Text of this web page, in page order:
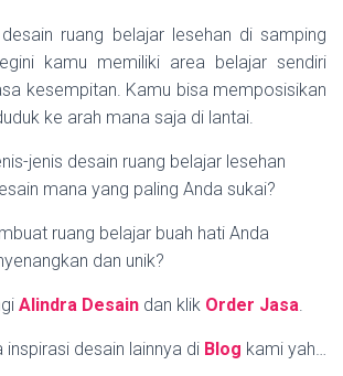
ruang belajar lesehan di samping
kamu memiliki area belajar sendiri
kesempitan. Kamu bisa memposisikan
ke arah mana saja di lantai.
jenis desain ruang belajar lesehan
mana yang paling Anda sukai?
ruang belajar buah hati Anda
dan unik?
Alindra Desain dan klik Order Jasa.
desain lainnya di Blog kami yah…